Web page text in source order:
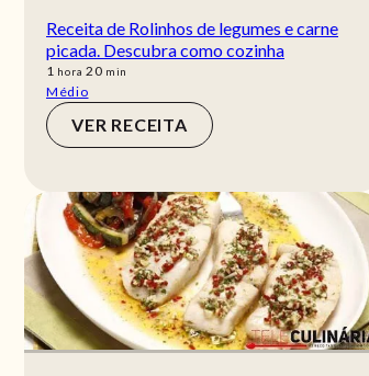
Receita de Rolinhos de legumes e carne
picada. Descubra como cozinha
1 hora
hora 20min
min
Médio
VER RECEITA